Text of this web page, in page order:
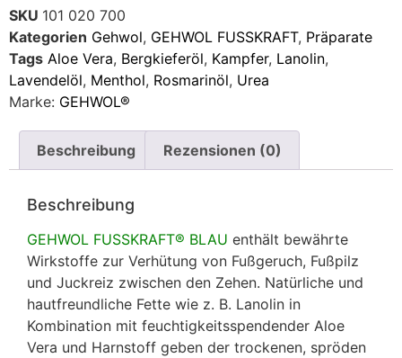
SKU 101 020 700
Kategorien Gehwol, GEHWOL FUSSKRAFT, Präparate
Tags Aloe Vera, Bergkieferöl, Kampfer, Lanolin,
Lavendelöl, Menthol, Rosmarinöl, Urea
Marke: GEHWOL®
Beschreibung Rezensionen (0)
Beschreibung
GEHWOL FUSSKRAFT® BLAU enthält bewährte
Wirkstoffe zur Verhütung von Fußgeruch, Fußpilz
und Juckreiz zwischen den Zehen. Natürliche und
hautfreundliche Fette wie z. B. Lanolin in
Kombination mit feuchtigkeitsspendender Aloe
Vera und Harnstoff geben der trockenen, spröden